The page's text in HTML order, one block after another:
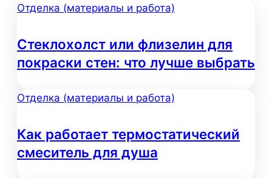
Отделка (материалы и работа)
Стеклохолст или флизелин для
покраски стен: что лучше выбрать
Отделка (материалы и работа)
Как работает термостатический
смеситель для душа